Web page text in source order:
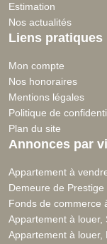
Estimation
Nos actualités
Liens pratiques
Mon compte
Nos honoraires
Mentions légales
Politique de
Plan du site
Annonces par
Appartement à
Demeure de
Fonds de commerce
Appartement à louer,
Appartement à louer,